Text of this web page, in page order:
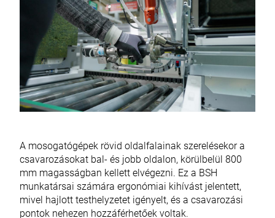
A mosogatógépek rövid oldalfalainak szerelésekor a
csavarozásokat bal- és jobb oldalon, körülbelül 800
mm magasságban kellett elvégezni. Ez a BSH
munkatársai számára ergonómiai kihívást jelentett,
mivel hajlott testhelyzetet igényelt, és a csavarozási
pontok nehezen hozzáférhetőek voltak.